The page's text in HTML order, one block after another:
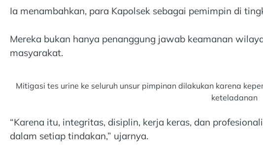
Ia menambahkan, para Kapolsek sebagai pemimpin di
Mereka bukan hanya penanggung jawab keamanan
masyarakat.
Mitigasi tes urine ke seluruh unsur pimpinan dilakukan karena
keteladanan
“Karena itu, integritas, disiplin, kerja keras, dan
dalam setiap tindakan,” ujarnya.